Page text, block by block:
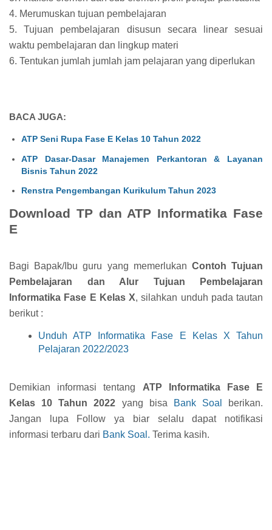
4. Merumuskan tujuan pembelajaran
5. Tujuan pembelajaran disusun secara linear sesuai
waktu pembelajaran dan lingkup materi
6. Tentukan jumlah jumlah jam pelajaran yang diperlukan
BACA JUGA:
ATP Seni Rupa Fase E Kelas 10 Tahun 2022
ATP Dasar-Dasar Manajemen Perkantoran & Layanan
Bisnis Tahun 2022
Renstra Pengembangan Kurikulum Tahun 2023
Download TP dan ATP Informatika Fase
E
Bagi Bapak/Ibu guru yang memerlukan Contoh Tujuan
Pembelajaran dan Alur Tujuan Pembelajaran
Informatika Fase E Kelas X, silahkan unduh pada tautan
berikut :
Unduh ATP Informatika Fase E Kelas X Tahun
Pelajaran 2022/2023
Demikian informasi tentang ATP Informatika Fase E
Kelas 10 Tahun 2022 yang bisa Bank Soal
berikan.
Jangan lupa Follow ya biar selalu dapat notifikasi
informasi terbaru dari Bank Soal. Terima kasih.